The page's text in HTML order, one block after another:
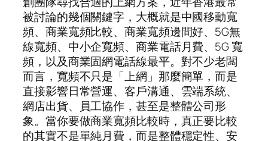
被討論的幾個關鍵字，大概就是中國移動寬
頻、商業寬頻比較、商業寬頻邊間好、5G無
線寬頻、中小企寬頻、商業電話月費、5G 寬
頻，以及商業固網電話線最平。對不少老闆
而言，寬頻不只是「上網」那麼簡單，而是
直接影響日常營運、客戶溝通、雲端系統、
網店出貨、員工協作，甚至是整體公司形
象。當你要做商業寬頻比較時，真正要比較
的其實不是單純月費，而是整體穩定性、安